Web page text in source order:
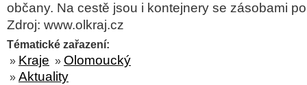
občany. Na cestě jsou i kontejnery se zásobami
Zdroj: www.olkraj.cz
Tématické zařazení:
» Kraje » Olomoucký
» Aktuality